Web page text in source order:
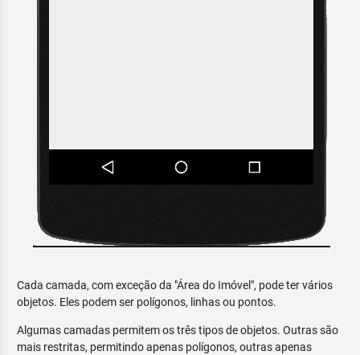
Cada camada, com exceção da "Área do Imóvel", pode ter vários
objetos. Eles podem ser polígonos, linhas ou pontos.
Algumas camadas permitem os três tipos de objetos. Outras são
mais restritas, permitindo apenas polígonos, outras apenas